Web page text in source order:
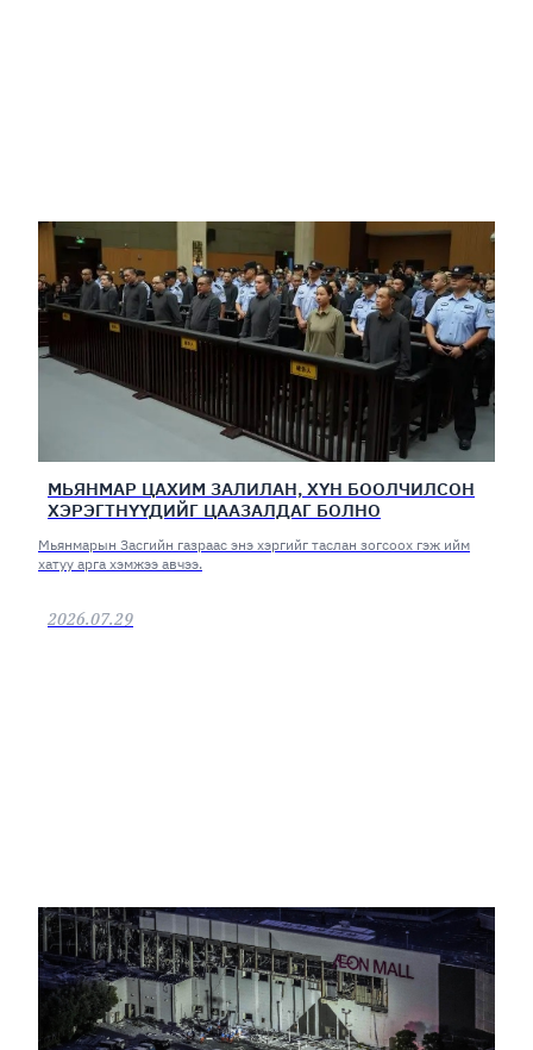
МЬЯНМАР ЦАХИМ ЗАЛИЛАН, ХҮН БООЛЧИЛСОН
ХЭРЭГТНҮҮДИЙГ ЦААЗАЛДАГ БОЛНО
Мьянмарын Засгийн газраас энэ хэргийг таслан зогсоох гэж ийм
хатуу арга хэмжээ авчээ.
2026.07.29